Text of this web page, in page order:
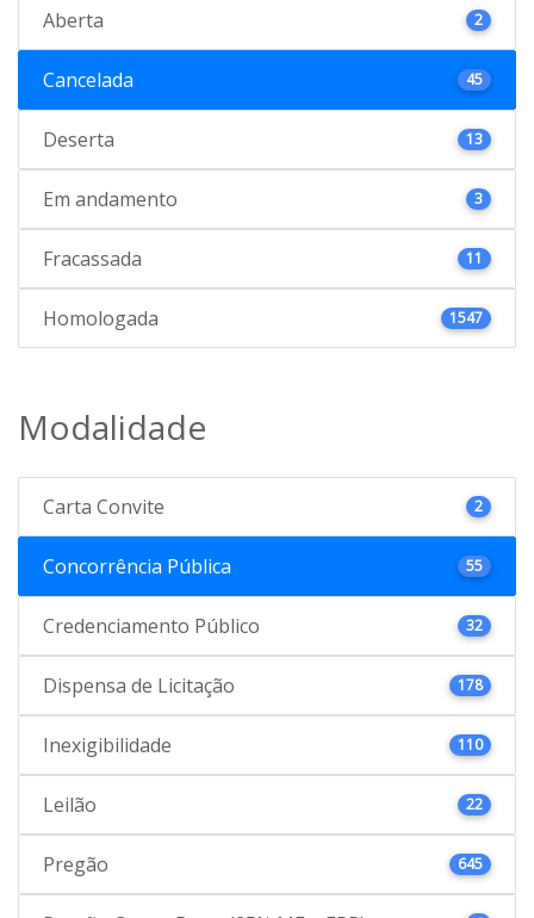
Aberta 2
Cancelada 45
Deserta 13
Em andamento 3
Fracassada 11
Homologada 1547
Modalidade
Carta Convite 2
Concorrência Pública 55
Credenciamento Público 32
Dispensa de Licitação 178
Inexigibilidade 110
Leilão 22
Pregão 645